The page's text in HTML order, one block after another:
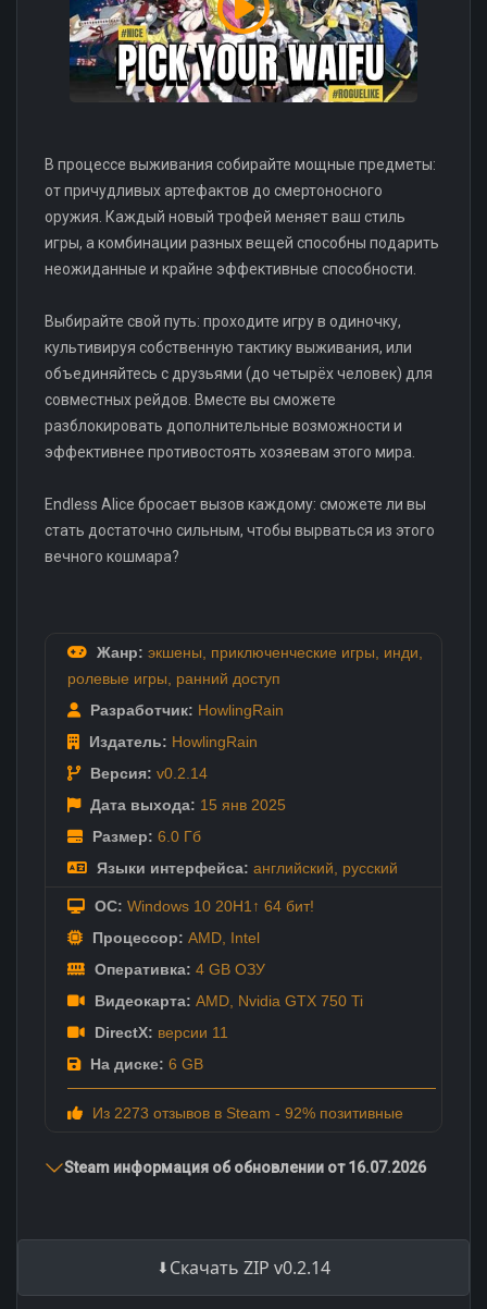
В процессе выживания собирайте мощные предметы:
от причудливых артефактов до смертоносного
оружия. Каждый новый трофей меняет ваш стиль
игры, а комбинации разных вещей способны подарить
неожиданные и крайне эффективные способности.
Выбирайте свой путь: проходите игру в одиночку,
культивируя собственную тактику выживания, или
объединяйтесь с друзьями (до четырёх человек) для
совместных рейдов. Вместе вы сможете
разблокировать дополнительные возможности и
эффективнее противостоять хозяевам этого мира.
Endless Alice бросает вызов каждому: сможете ли вы
стать достаточно сильным, чтобы вырваться из этого
вечного кошмара?
Жанр: экшены приключенческие игры инди
ролевые игры
ранний доступ
Разработчик: HowlingRain
Издатель: HowlingRain
Версия: v0.2.14
Дата выхода: 15 янв 2025
Размер: 6.0 Гб
Языки интерфейса: английский русский
ОС: Windows 10 20H1↑ 64 бит!
Процессор: AMD, Intel
Оперативка: 4 GB ОЗУ
Видеокарта: AMD, Nvidia GTX 750 Ti
DirectX: версии 11
На диске: 6 GB
Из 2273 отзывов в Steam - 92% позитивные
Steam информация об обновлении от 16.07.2026
Скачать ZIP v0.2.14